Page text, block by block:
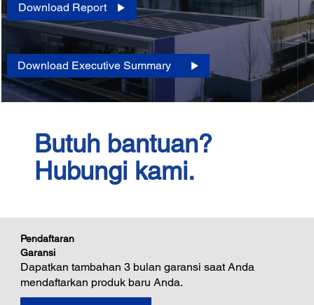
Download Report
Download Executive Summary
Butuh bantuan?
Hubungi kami.
Pendaftaran
Garansi
Dapatkan tambahan 3 bulan garansi saat Anda
mendaftarkan produk baru Anda.